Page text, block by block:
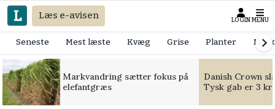
Læs e-avisen LOGIN MENU
Seneste Mest læste Kvæg Grise Planter
Markvandring sætter fokus på
elefantgræs
Danish Crown
Tysk gab er 3